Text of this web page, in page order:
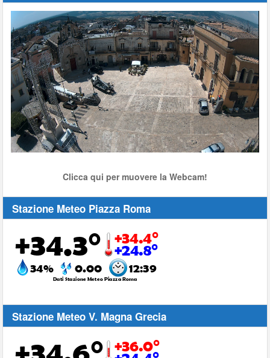
UnmuteStream
Clicca qui per muovere la Webcam!
Stazione Meteo Piazza Roma
Stazione Meteo V. Magna Grecia